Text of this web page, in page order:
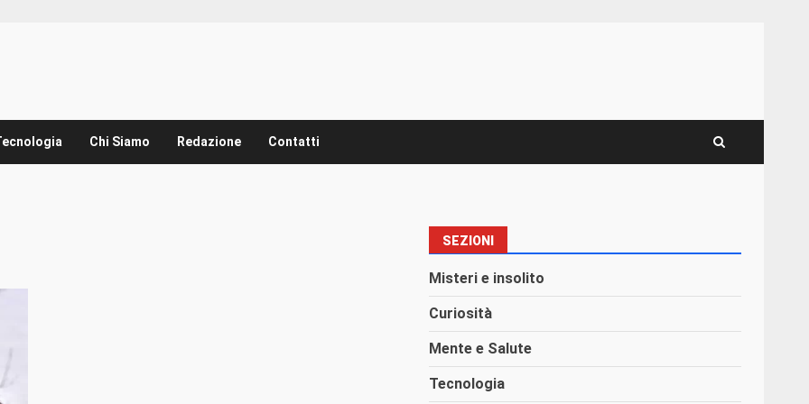
Chi Siamo Redazione Contatti
SEZIONI
Misteri e insolito
Curiosità
Mente e Salute
Tecnologia